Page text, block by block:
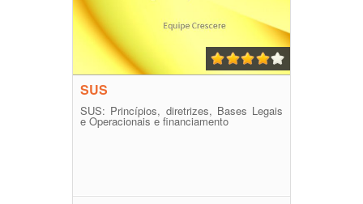
SUS
SUS: Princípios, diretrizes, Bases Legais
e Operacionais e financiamento